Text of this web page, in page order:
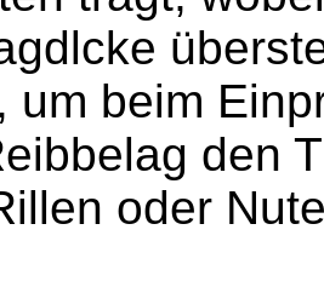
um beim
den
oder